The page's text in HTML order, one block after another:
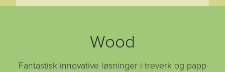
Wood
Fantastisk innovative løsninger i treverk og papp